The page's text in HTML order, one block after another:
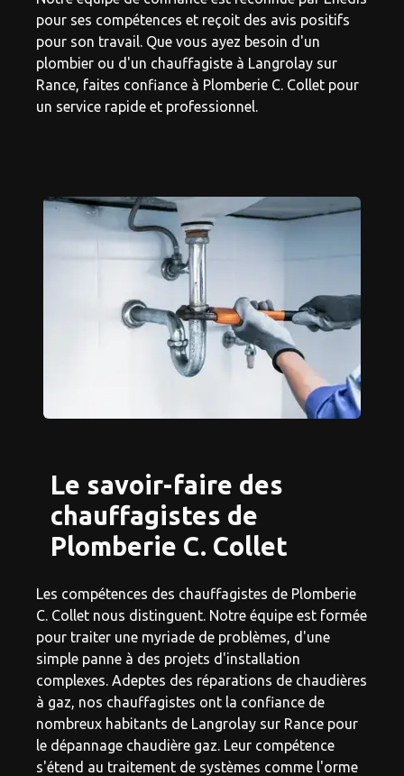
pour ses compétences et reçoit des avis positifs
pour son travail. Que vous ayez besoin d'un
plombier ou d'un chauffagiste à Langrolay sur
Rance, faites confiance à Plomberie C. Collet pour
un service rapide et professionnel.
Le savoir-faire des
chauffagistes de
Plomberie C. Collet
Les compétences des chauffagistes de Plomberie
C. Collet nous distinguent. Notre équipe est formée
pour traiter une myriade de problèmes, d'une
simple panne à des projets d'installation
complexes. Adeptes des réparations de chaudières
à gaz, nos chauffagistes ont la confiance de
nombreux habitants de Langrolay sur Rance pour
le dépannage chaudière gaz. Leur compétence
s'étend au traitement de systèmes comme l'orme